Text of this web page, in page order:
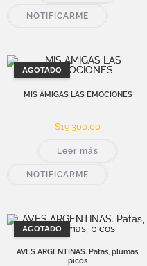
NOTIFICARME
AGOTADO
MIS AMIGAS LAS EMOCIONES
$19.300,00
Leer más
NOTIFICARME
AGOTADO
AVES ARGENTINAS. Patas, plumas,
picos